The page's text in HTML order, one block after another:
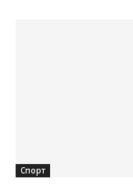
Спорт